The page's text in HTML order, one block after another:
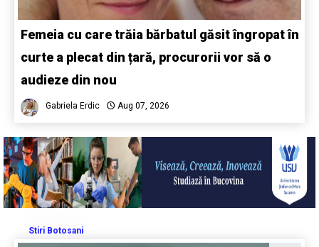
Femeia cu care trăia bărbatul găsit îngropat în
curte a plecat din țară, procurorii vor să o
audieze din nou
Gabriela Erdic Aug 07, 2026
Stiri Botosani